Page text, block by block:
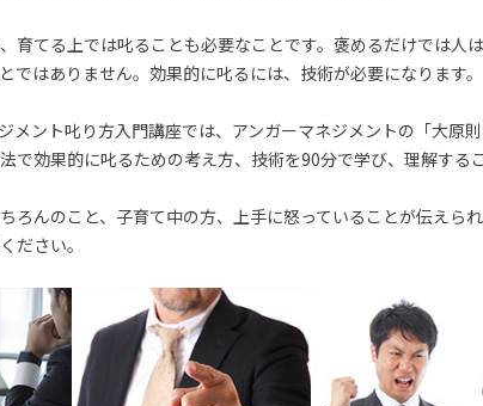
育てる上では叱ることも必要なことです。褒めるだけでは人
ではありません。効果的に叱るには、技術が必要になります。
メント叱り方入門講座では、アンガーマネジメントの「大原
で効果的に叱るための考え方、技術を90分で学び、理解する
ろんのこと、子育て中の方、上手に怒っていることが伝えら
ださい。